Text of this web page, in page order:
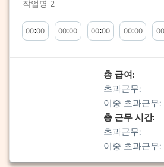
: : : :
총 급여:
초과근무:
이중 초과근무:
총 근무 시간:
초과근무:
이중 초과근무: